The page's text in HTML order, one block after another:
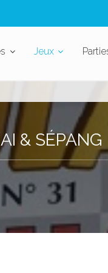
Jeux
& SÉPANG